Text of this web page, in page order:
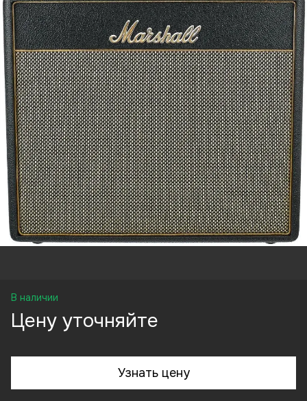
В наличии
Цену уточняйте
Узнать цену